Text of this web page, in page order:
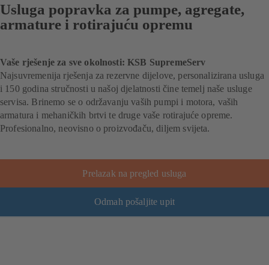
Usluga popravka za pumpe, agregate,
armature i rotirajuću opremu
Vaše rješenje za sve okolnosti: KSB SupremeServ
Najsuvremenija rješenja za rezervne dijelove, personalizirana usluga
i 150 godina stručnosti u našoj djelatnosti čine temelj naše usluge
servisa. Brinemo se o održavanju vaših pumpi i motora, vaših
armatura i mehaničkih brtvi te druge vaše rotirajuće opreme.
Profesionalno, neovisno o proizvođaču, diljem svijeta.
Prelazak na pregled usluga
Odmah pošaljite upit